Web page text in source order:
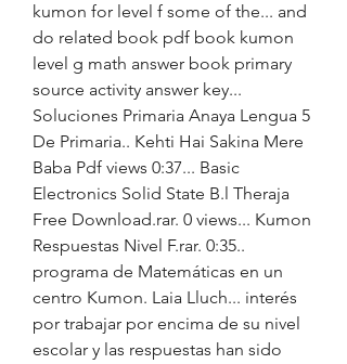
kumon for level f some of the... and
do related book pdf book kumon
level g math answer book primary
source activity answer key...
Soluciones Primaria Anaya Lengua 5
De Primaria.. Kehti Hai Sakina Mere
Baba Pdf views 0:37... Basic
Electronics Solid State B.l Theraja
Free Download.rar. 0 views... Kumon
Respuestas Nivel F.rar. 0:35..
programa de Matemáticas en un
centro Kumon. Laia Lluch... interés
por trabajar por encima de su nivel
escolar y las respuestas han sido